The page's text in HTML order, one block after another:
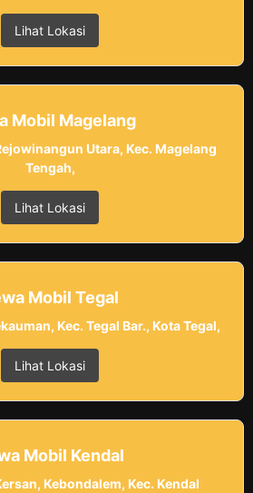
Lihat Lokasi
Mobil Magelang
Utara, Kec. Magelang
Tengah,
Lihat Lokasi
Mobil Tegal
Kec. Tegal Bar., Kota Tegal,
Lihat Lokasi
Mobil Kendal
Kebondalem, Kec. Kendal